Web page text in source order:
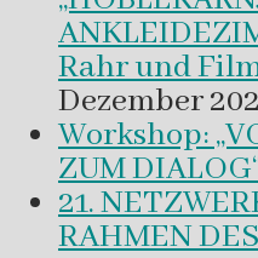
Rahr und
Dezember
Workshop:
ZUM
21.
RAHMEN